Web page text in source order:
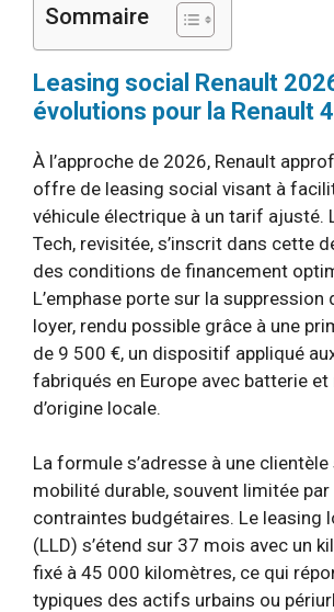
Sommaire
Leasing social Renault
évolutions pour la Renault
À l’approche de 2026, Renault
offre de leasing social visant à
véhicule électrique à un tarif ajusté.
Tech, revisitée, s’inscrit dans cette
des conditions de financement
L’emphase porte sur la suppression
loyer, rendu possible grâce à une
de 9 500 €, un dispositif appliqué
fabriqués en Europe avec batterie
d’origine locale.
La formule s’adresse à une
mobilité durable, souvent limitée par
contraintes budgétaires. Le leasing
(LLD) s’étend sur 37 mois avec un
fixé à 45 000 kilomètres, ce qui
typiques des actifs urbains ou